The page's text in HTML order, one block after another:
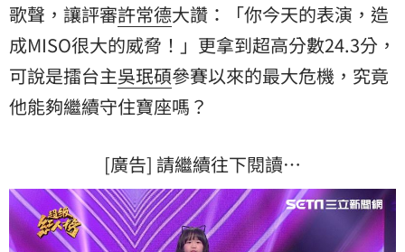
歌聲，讓評審許常德大讚：「你今天的表演，造
成MISO很大的威脅！」更拿到超高分數24.3分，
可說是擂台主吳珉碩參賽以來的最大危機，究竟
他能夠繼續守住寶座嗎？
[廣告] 請繼續往下閱讀…